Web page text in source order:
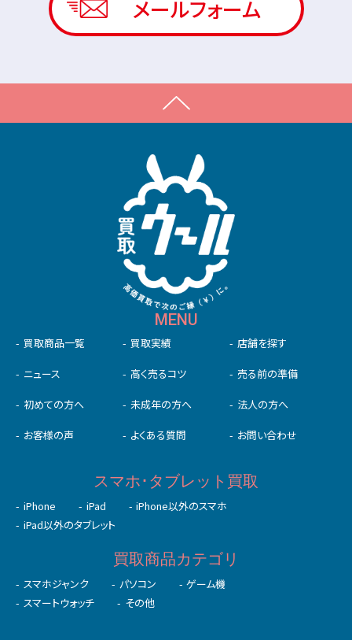
メールフォーム
MENU
買取商品一覧 買取実績 店舗を探す
ニュース 高く売るコツ 売る前の準備
初めての⽅へ 未成年の⽅へ 法人の方へ
お客様の声 よくある質問 お問い合わせ
スマホ･タブレット買取
iPhone iPad
iPhone以外のスマホ
iPad以外のタブレット
買取商品カテゴリ
スマホジャンク パソコン
ゲーム機
スマートウォッチ
その他